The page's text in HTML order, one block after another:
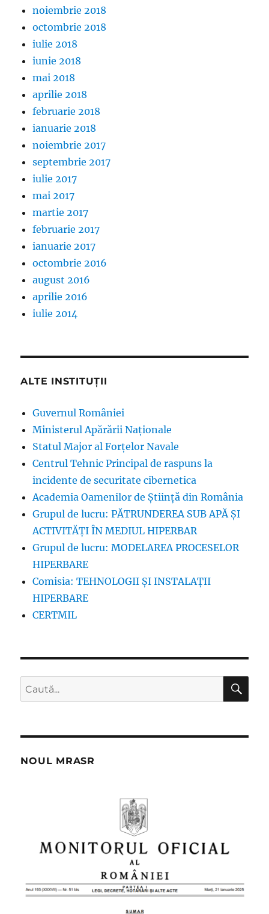
noiembrie 2018
octombrie 2018
iulie 2018
iunie 2018
mai 2018
aprilie 2018
februarie 2018
ianuarie 2018
noiembrie 2017
septembrie 2017
iulie 2017
mai 2017
martie 2017
februarie 2017
ianuarie 2017
octombrie 2016
august 2016
aprilie 2016
iulie 2014
ALTE INSTITUȚII
Guvernul României
Ministerul Apărării Naționale
Statul Major al Forțelor Navale
Centrul Tehnic Principal de raspuns la
incidente de securitate cibernetica
Academia Oamenilor de Știință din România
Grupul de lucru: PĂTRUNDEREA SUB APĂ ŞI
ACTIVITĂŢI ÎN MEDIUL HIPERBAR
Grupul de lucru: MODELAREA PROCESELOR
HIPERBARE
Comisia: TEHNOLOGII ȘI INSTALAȚII
HIPERBARE
CERTMIL
Caută
după:
NOUL MRASR